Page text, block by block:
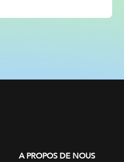
A PROPOS DE NOUS